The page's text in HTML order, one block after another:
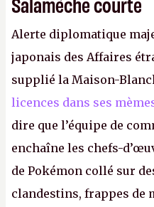
Alerte diplomatique
japonais des Affaires
supplié la Maison-
licences dans ses
dire que l’équipe de
enchaîne les chefs-
de Pokémon collé sur
clandestins, frappes de